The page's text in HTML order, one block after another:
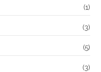
(1)
(3)
(5)
(3)